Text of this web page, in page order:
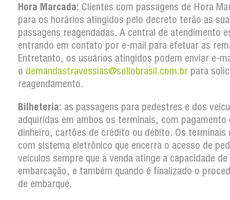
Hora Marcada: Clientes com passagens de Hora
para os horários atingidos pelo decreto terão as
passagens reagendadas. A central de atendimento
entrando em contato por e-mail para efetuar as
Entretanto, os usuários atingidos podem enviar e-
o demandastravessias@sollobrasil.com.br para
reagendamento.
Bilheteria: as passagens para pedestres e dos
adquiridas em ambos os terminais, com pagamento
dinheiro, cartões de crédito ou débito. Os terminais
com sistema eletrônico que encerra o acesso de
veículos sempre que a venda atinge a capacidade de
embarcação, e também quando é finalizado o
de embarque.